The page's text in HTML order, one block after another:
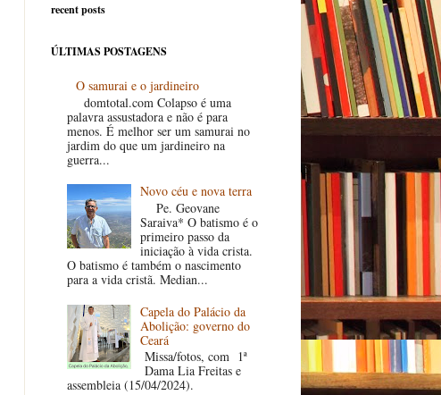
recent posts
ÚLTIMAS POSTAGENS
O samurai e o jardineiro
domtotal.com Colapso é uma
palavra assustadora e não é para
menos. É melhor ser um samurai no
jardim do que um jardineiro na
guerra...
Novo céu e nova terra
Pe. Geovane
Saraiva* O batismo é o
primeiro passo da
iniciação à vida crista.
O batismo é também o nascimento
para a vida cristã. Median...
Capela do Palácio da
Abolição: governo do
Ceará
Missa/fotos, com 1ª
Dama Lia Freitas e
assembleia (15/04/2024).